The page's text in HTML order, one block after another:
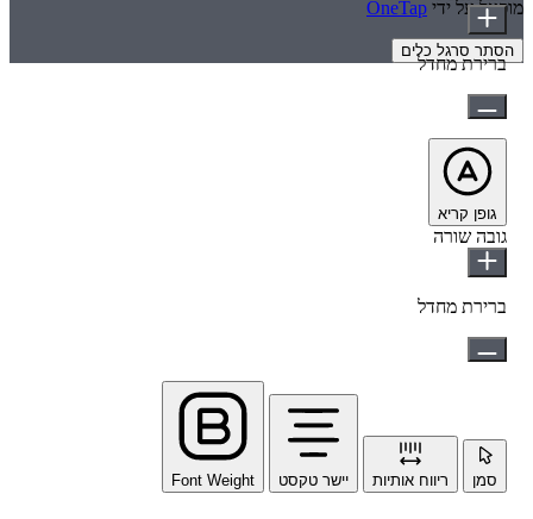
מופעל על ידי OneTap
הסתר סרגל כלים
ברירת מחדל
גופן קריא
גובה שורה
ברירת מחדל
סמן ריווח אותיות יישר טקסט Font Weight